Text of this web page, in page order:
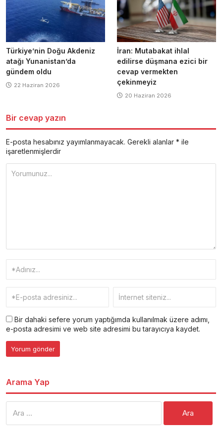
Türkiye’nin Doğu Akdeniz
atağı Yunanistan’da
gündem oldu
22 Haziran 2026
İran: Mutabakat ihlal
edilirse düşmana ezici bir
cevap vermekten
çekinmeyiz
20 Haziran 2026
Bir cevap yazın
E-posta hesabınız yayımlanmayacak. Gerekli alanlar * ile
işaretlenmişlerdir
Bir dahaki sefere yorum yaptığımda kullanılmak üzere adımı,
e-posta adresimi ve web site adresimi bu tarayıcıya kaydet.
Arama Yap